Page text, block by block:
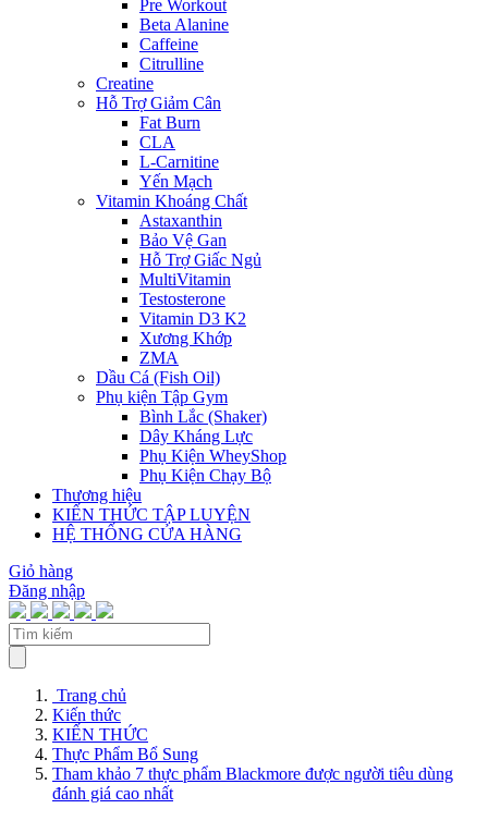
Pre Workout
Beta Alanine
Caffeine
Citrulline
Creatine
Hỗ Trợ Giảm Cân
Fat Burn
CLA
L-Carnitine
Yến Mạch
Vitamin Khoáng Chất
Astaxanthin
Bảo Vệ Gan
Hỗ Trợ Giấc Ngủ
MultiVitamin
Testosterone
Vitamin D3 K2
Xương Khớp
ZMA
Dầu Cá (Fish Oil)
Phụ kiện Tập Gym
Bình Lắc (Shaker)
Dây Kháng Lực
Phụ Kiện WheyShop
Phụ Kiện Chạy Bộ
Thương hiệu
KIẾN THỨC TẬP LUYỆN
HỆ THỐNG CỬA HÀNG
Giỏ hàng
Đăng nhập
Trang chủ
Kiến thức
KIẾN THỨC
Thực Phẩm Bổ Sung
Tham khảo 7 thực phẩm Blackmore được người tiêu dùng
đánh giá cao nhất